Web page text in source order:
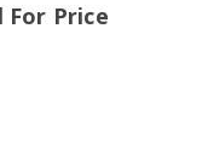
For Price